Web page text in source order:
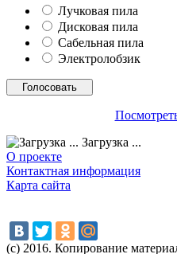
Лучковая пила
Дисковая пила
Сабельная пила
Электролобзик
Загрузка ...
О проекте
Контактная информация
Карта сайта
(с) 2016. Копирование